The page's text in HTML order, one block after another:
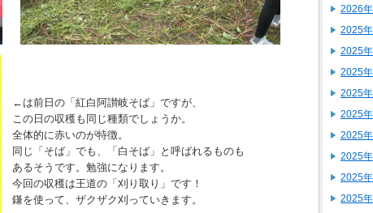
←は前日の「紅白阿讃岐そば」ですが、
この日の収穫も同じ種類でしょうか。
全体的に赤いのが特徴。
同じ「そば」でも、「白そば」と呼ばれるものも
あるそうです。勉強になります。
今回の収穫は王道の「刈り取り」です！
鎌を使って、ザクザク刈っていきます。
2026
2025
2025
2025
2025
2025
2025
2025
2025
2025